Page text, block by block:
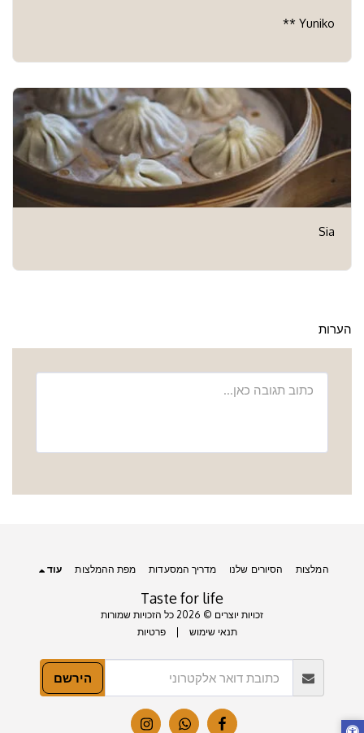
Yuniko **
Sia
הערות
Taste for life
זכויות יוצרים © 2026 כל הזכויות שמורות
תנאי שימוש |פרטיות
המלצות הסיורים שלנו מדריך המסעדות מפת ההמלצות עוד
הירשם